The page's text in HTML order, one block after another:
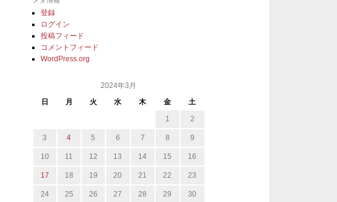
登録
ログイン
投稿フィード
コメントフィード
WordPress.org
2024年3月
日
月 火 水 木 金
土
1
2
3 4 5 6 7 8 9
10 11 12 13 14 15 16
17 18 19 20 21 22 23
24 25 26 27 28 29 30